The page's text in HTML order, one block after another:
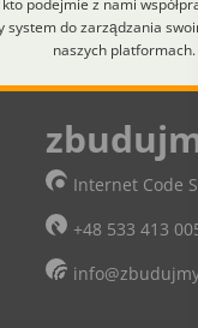
kto podejmie z nami
system do zarządzania
naszych platformach.
Internet Code
+48 533 413